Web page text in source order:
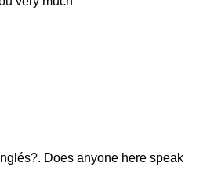
Does anyone here speak